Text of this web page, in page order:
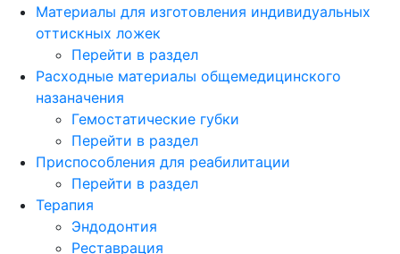
Материалы для изготовления индивидуальных
оттискных ложек
Перейти в раздел
Расходные материалы общемедицинского
назаначения
Гемостатические губки
Перейти в раздел
Приспособления для реабилитации
Перейти в раздел
Терапия
Эндодонтия
Реставрация